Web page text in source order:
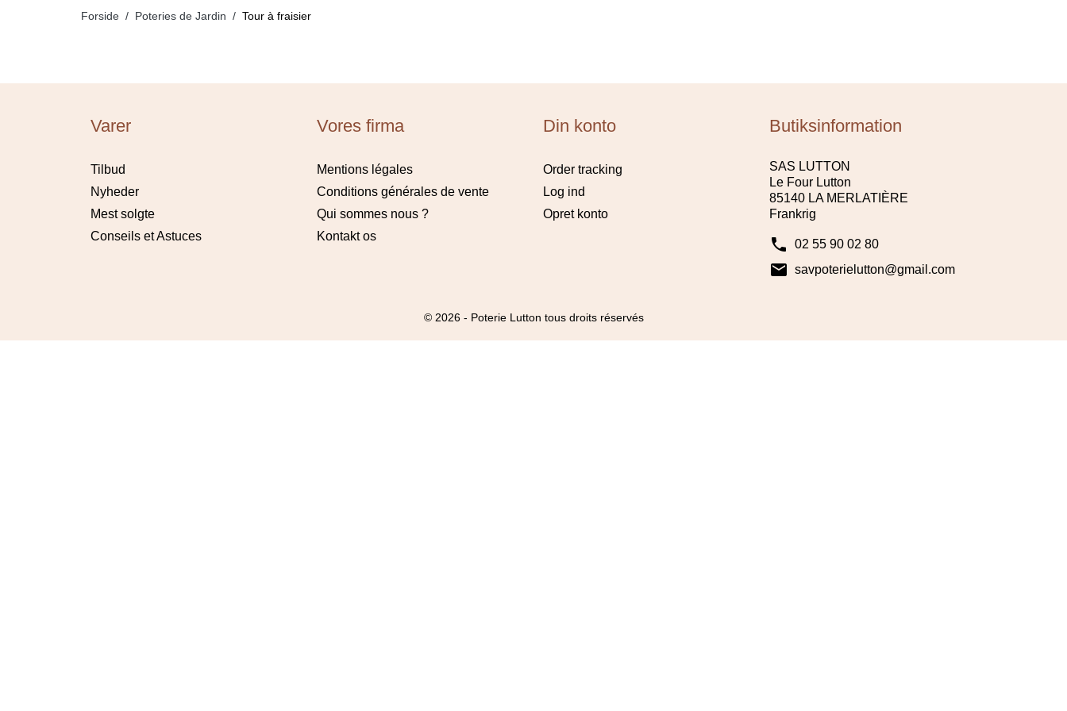
Forside Poteries de Jardin Tour à fraisier
Varer
Tilbud
Nyheder
Mest solgte
Conseils et Astuces
Vores firma
Mentions légales
Conditions générales de vente
Qui sommes nous ?
Kontakt os
Din konto
Order tracking
Log ind
Opret konto
Butiksinformation
SAS LUTTON
Le Four Lutton
85140 LA MERLATIÈRE
Frankrig
phone 02 55 90 02 80
mail savpoterielutton@gmail.com
© 2026 - Poterie Lutton tous droits réservés